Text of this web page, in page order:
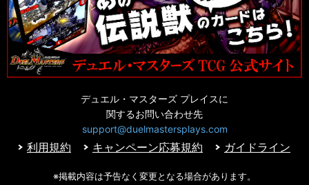
デュエル・マスターズ プレイスに
関するお問い合わせ先
support@duelmastersplays.com
利用規約 キャンペーン応募規約 ガイドライン
※掲載内容は予告なく変更となる場合があります。